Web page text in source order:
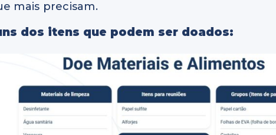
mais precisam.
dos itens que podem ser doados: